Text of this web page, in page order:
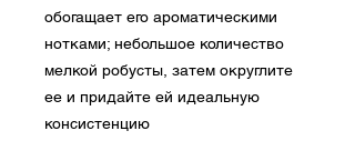
обогащает его ароматическими
нотками; небольшое количество
мелкой робусты, затем округлите
ее и придайте ей идеальную
консистенцию